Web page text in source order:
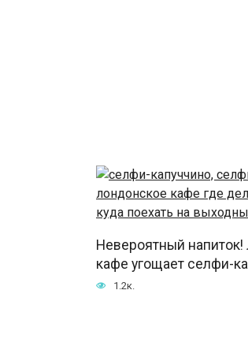
Невероятный
кафе угощает селфи-
1.2к.